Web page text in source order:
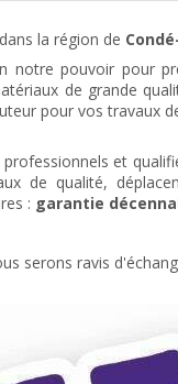
la région de
pouvoir pour
de grande
pour vos travaux
et
de qualité,
: garantie
serons ravis